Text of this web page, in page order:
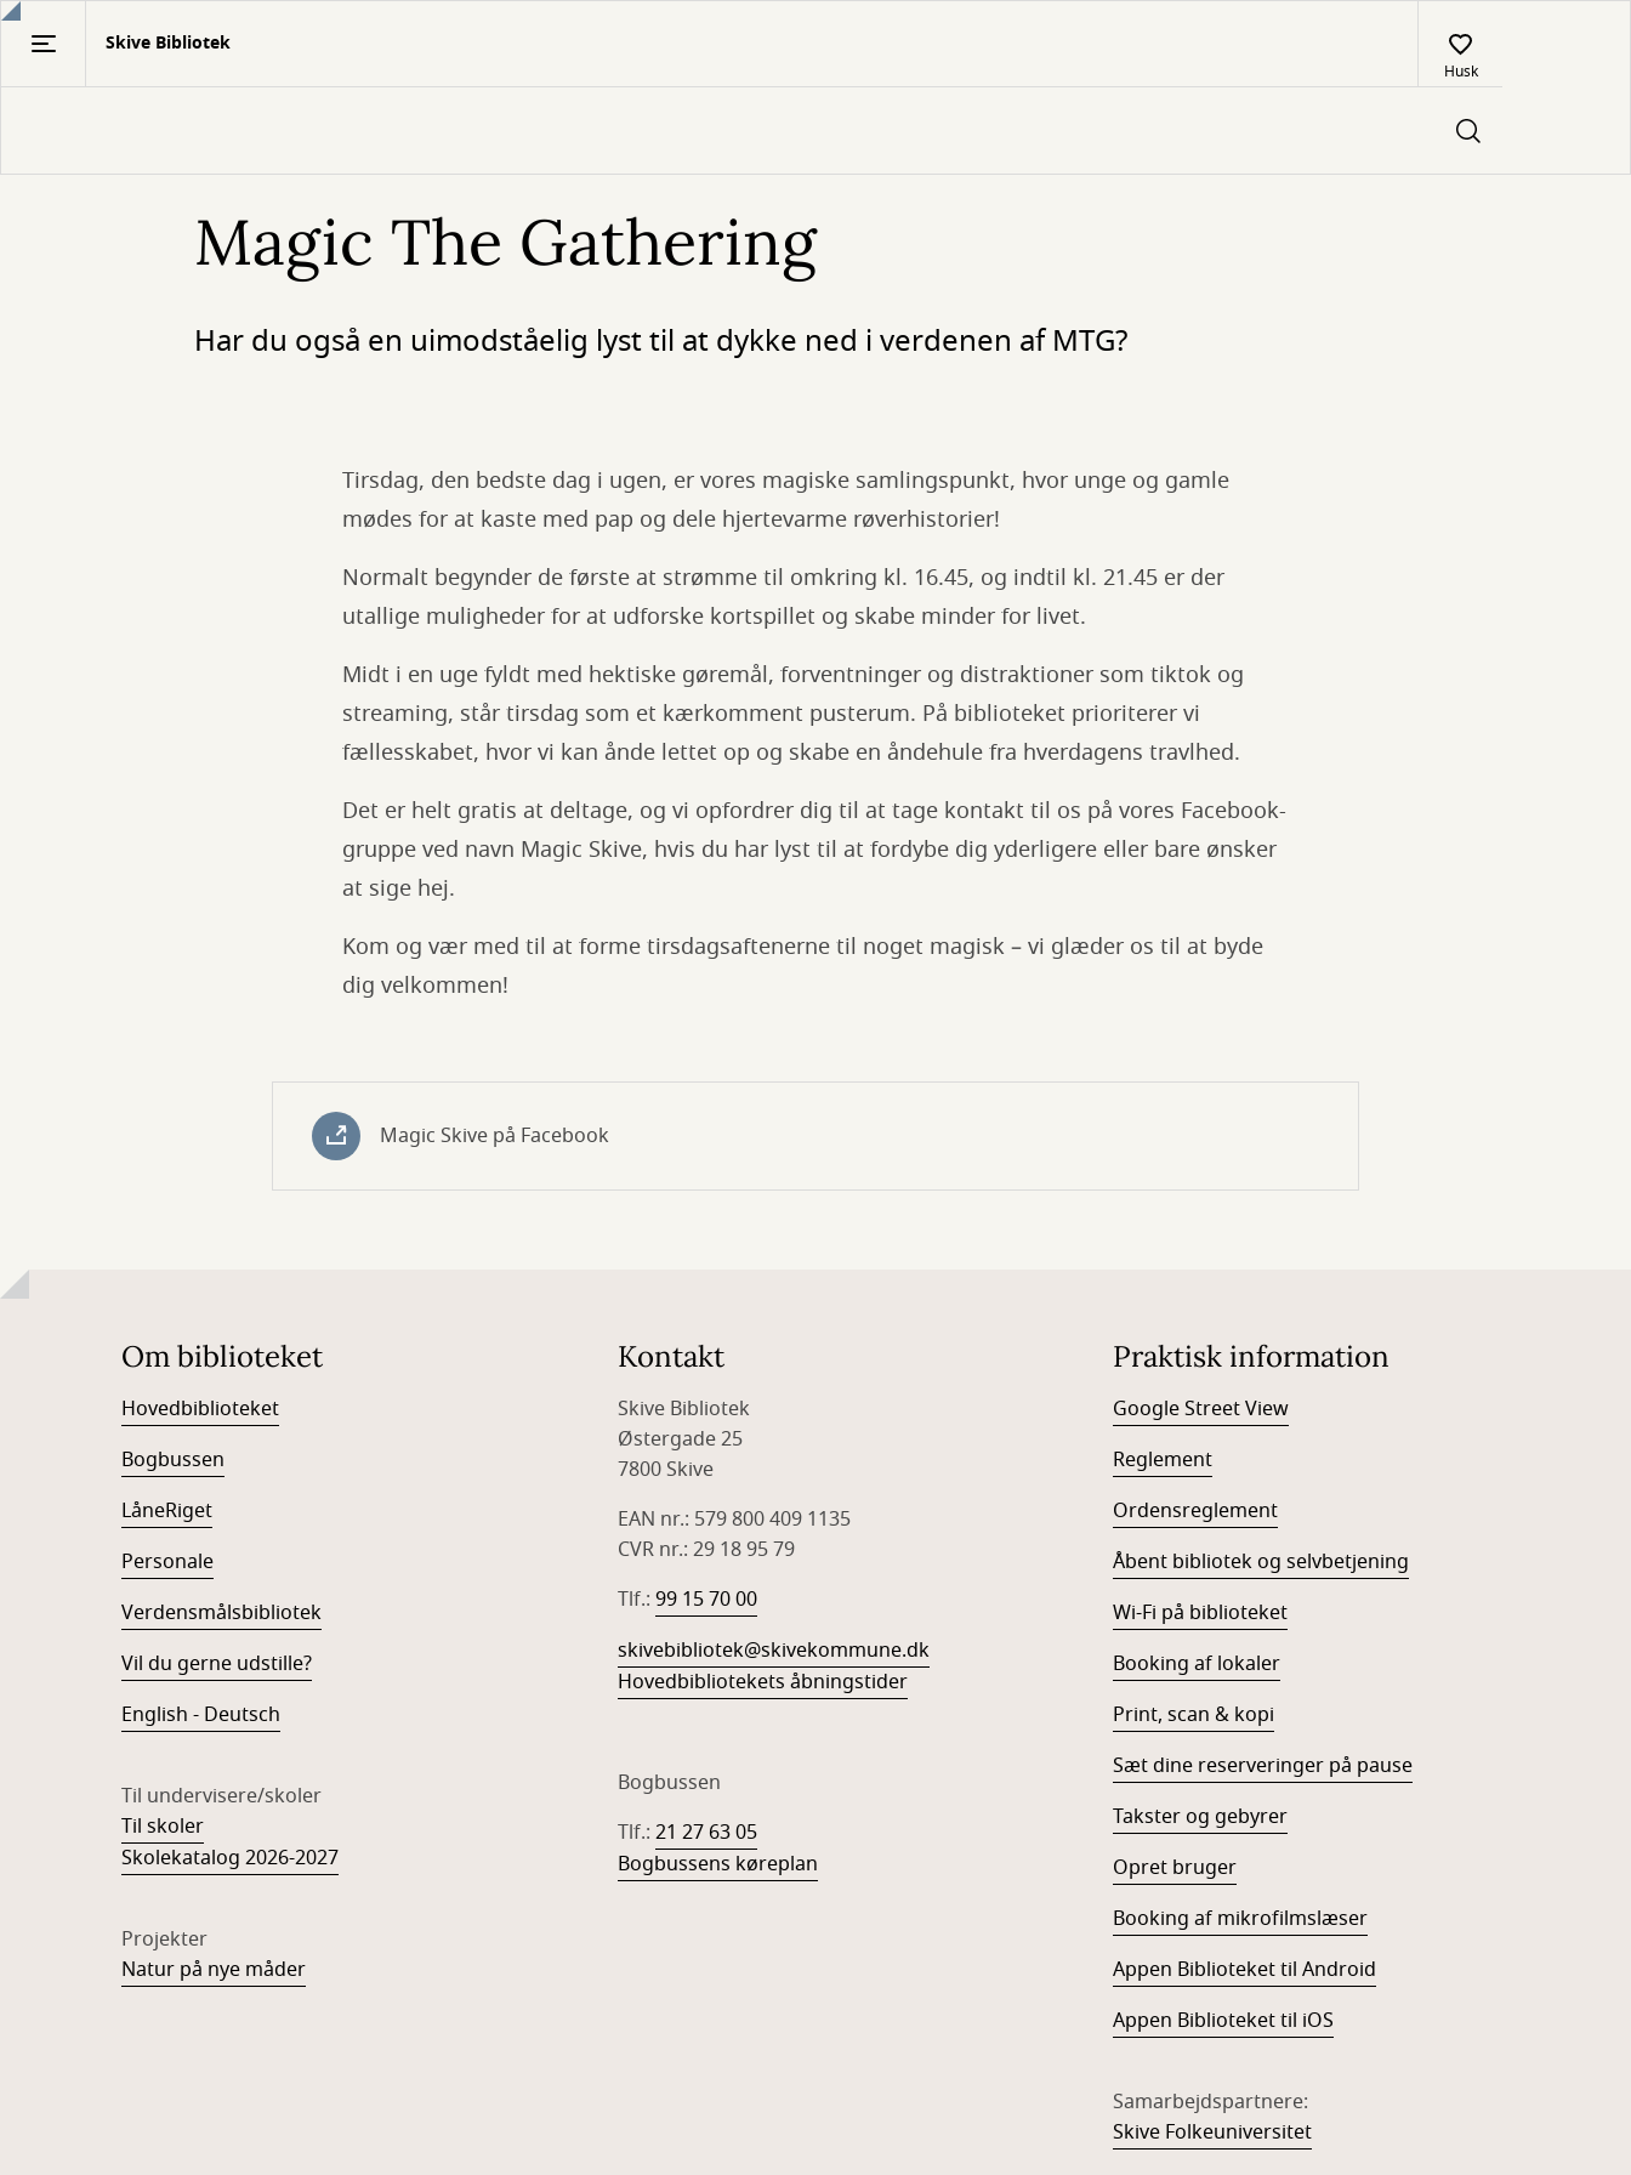
Gå
Skive Bibliotek
Husk
Magic The Gathering
Har du også en uimodståelig lyst til at dykke ned i verdenen af MTG?
Tirsdag, den bedste dag i ugen, er vores magiske samlingspunkt, hvor unge og gamle
mødes for at kaste med pap og dele hjertevarme røverhistorier!
Normalt begynder de første at strømme til omkring kl. 16.45, og indtil kl. 21.45 er der
utallige muligheder for at udforske kortspillet og skabe minder for livet.
Midt i en uge fyldt med hektiske gøremål, forventninger og distraktioner som tiktok og
streaming, står tirsdag som et kærkomment pusterum. På biblioteket prioriterer vi
fællesskabet, hvor vi kan ånde lettet op og skabe en åndehule fra hverdagens travlhed.
Det er helt gratis at deltage, og vi opfordrer dig til at tage kontakt til os på vores Facebook-
gruppe ved navn Magic Skive, hvis du har lyst til at fordybe dig yderligere eller bare ønsker
at sige hej.
Kom og vær med til at forme tirsdagsaftenerne til noget magisk – vi glæder os til at byde
dig velkommen!
Magic Skive på Facebook
Om biblioteket
Hovedbiblioteket
Bogbussen
LåneRiget
Personale
Verdensmålsbibliotek
Vil du gerne udstille?
English - Deutsch
Til undervisere/skoler
Til skoler
Skolekatalog 2026-2027
Projekter
Natur på nye måder
Kontakt
Skive Bibliotek
Østergade 25
7800 Skive
EAN nr.: 579 800 409 1135
CVR nr.: 29 18 95 79
Tlf.: 99 15 70 00
skivebibliotek@skivekommune.dk
Hovedbibliotekets åbningstider
Bogbussen
Tlf.: 21 27 63 05
Bogbussens køreplan
Praktisk information
Google Street View
Reglement
Ordensreglement
Åbent bibliotek og selvbetjening
Wi-Fi på biblioteket
Booking af lokaler
Print, scan & kopi
Sæt dine reserveringer på pause
Takster og gebyrer
Opret bruger
Booking af mikrofilmslæser
Appen Biblioteket til Android
Appen Biblioteket til iOS
Samarbejdspartnere:
Skive Folkeuniversitet